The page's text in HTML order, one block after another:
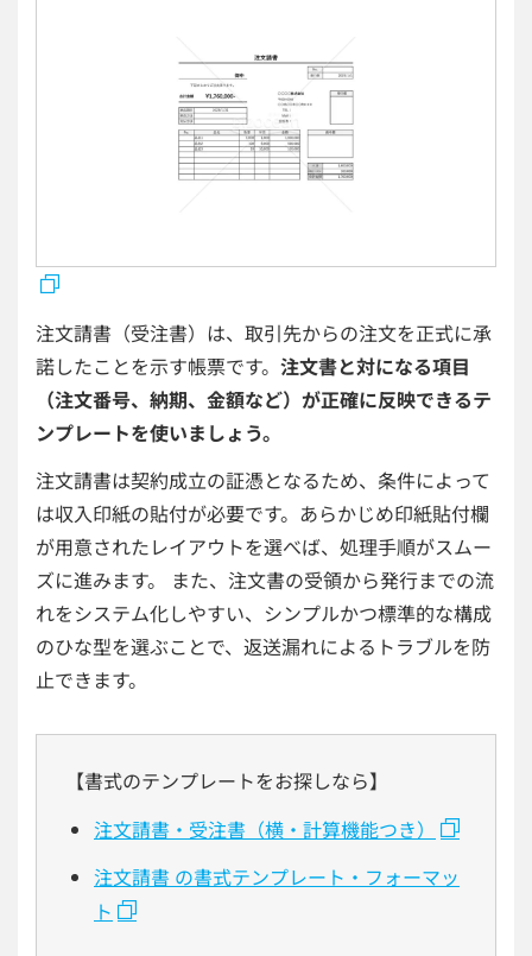
注文請書（受注書）は、取引先からの注文を正式に承
諾したことを示す帳票です。 注文書と対になる項目
（注文番号、納期、金額など）が正確に反映できるテ
ンプレートを使いましょう。
注文請書は契約成立の証憑となるため、条件によって
は収入印紙の貼付が必要です。あらかじめ印紙貼付欄
が用意されたレイアウトを選べば、処理手順がスムー
ズに進みます。 また、注文書の受領から発行までの流
れをシステム化しやすい、シンプルかつ標準的な構成
のひな型を選ぶことで、返送漏れによるトラブルを防
止できます。
【書式のテンプレートをお探しなら】
注文請書・受注書（横・計算機能つき）
注文請書 の書式テンプレート・フォーマッ
ト